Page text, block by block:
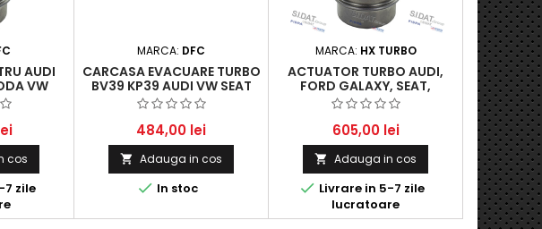
AUDI
VW
ȘI
L TDI
cos
7 zile
MARCA: DFC
CARCASA EVACUARE TURBO
BV39 KP39 AUDI VW SEAT
SKODA 1.9 TDI
484,00 lei
 Adauga in cos
 In stoc
MARCA: HX TURBO
ACTUATOR TURBO AUDI,
FORD GALAXY, SEAT,
SKODA, VW - MOTOARE 1.9
TDI
605,00 lei
 Adauga in cos
 Livrare in 5-7 zile
lucratoare